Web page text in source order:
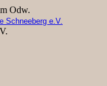
Schneeberg e.V.